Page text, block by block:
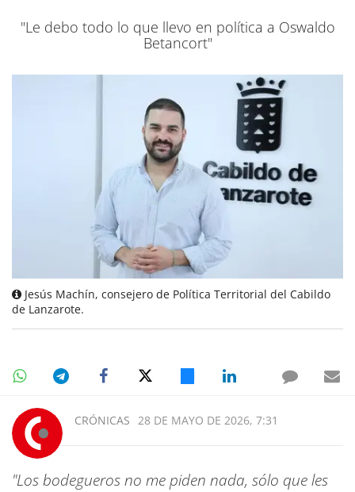
"Le debo todo lo que llevo en política a Oswaldo
Betancort"
Jesús Machín, consejero de Política Territorial del Cabildo
de Lanzarote.
CRÓNICAS 28 DE MAYO DE 2026, 7:31
"Los bodegueros no me piden nada, sólo que les